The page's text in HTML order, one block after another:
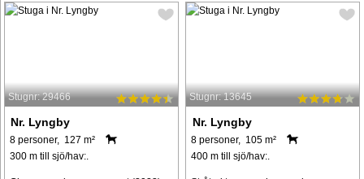
Stugnr: 29466
Nr. Lyngby
8 personer, 127 m²
300 m till sjö/hav:.
Stugnr: 13645
Nr. Lyngby
8 personer, 105 m²
400 m till sjö/hav:.